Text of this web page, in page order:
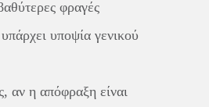
φραγές
υποψία γενικού
αν η απόφραξη είναι